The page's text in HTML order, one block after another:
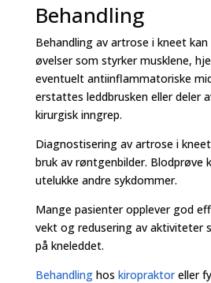
Behandling
Behandling av artrose i kneet
øvelser som styrker musklene,
eventuelt antiinflammatoriske
erstattes leddbrusken eller deler
kirurgisk inngrep.
Diagnostisering av artrose i
bruk av røntgenbilder. Blodprøve
utelukke andre sykdommer.
Mange pasienter opplever god
vekt og redusering av aktiviteter
på kneleddet.
Behandlinghos kiropraktoreller